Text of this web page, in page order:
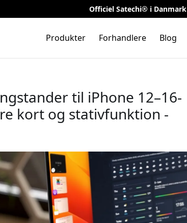
Officiel Satechi® i Danmark
Produkter Forhandlere Blog
til iPhone 12–16-
kort og stativfunktion -